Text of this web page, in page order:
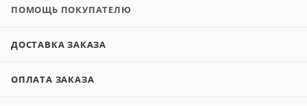
ПОМОЩЬ ПОКУПАТЕЛЮ
ДОСТАВКА ЗАКАЗА
ОПЛАТА ЗАКАЗА